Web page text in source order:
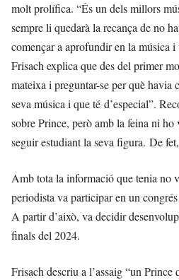
molt prolífica. “És un dels millors
sempre li quedarà la recança de no
començar a aprofundir en la música
Frisach explica que des del primer
mateixa i preguntar-se per què
seva música i que té d’especial”.
sobre Prince, però amb la feina ni
seguir estudiant la seva figura. De
Amb tota la informació que tenia no
periodista va participar en un
A partir d’això, va decidir
finals del 2024.
Frisach descriu a l’assaig “un